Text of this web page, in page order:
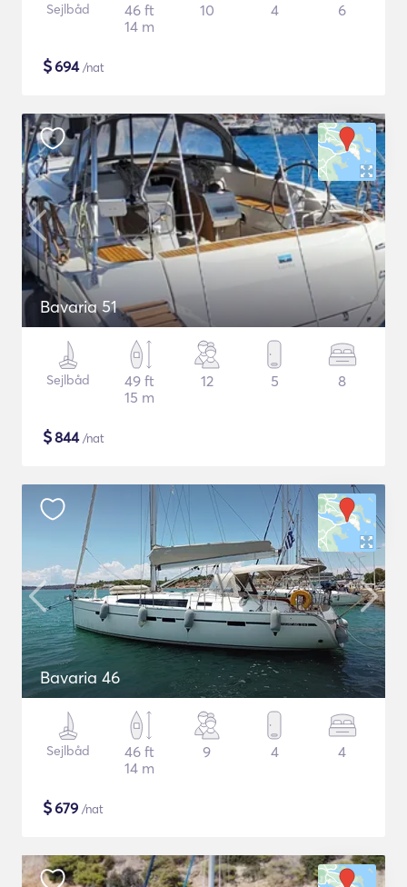
Sejlbåd
46 ft
14 m
10 4 6
$694/nat
Bavaria 51
Sejlbåd
49 ft
15 m
12 5 8
$844/nat
Bavaria 46
Sejlbåd
46 ft
14 m
9 4 4
$679 /nat